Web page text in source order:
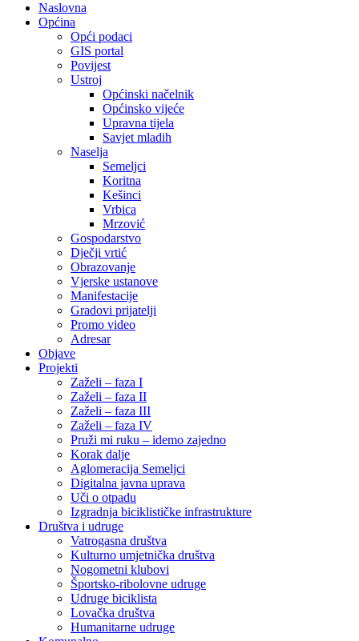
Naslovna
Općina
Opći podaci
GIS portal
Povijest
Ustroj
Općinski načelnik
Općinsko vijeće
Upravna tijela
Savjet mladih
Naselja
Semeljci
Koritna
Kešinci
Vrbica
Mrzović
Gospodarstvo
Dječji vrtić
Obrazovanje
Vjerske ustanove
Manifestacije
Gradovi prijatelji
Promo video
Adresar
Objave
Projekti
Zaželi – faza I
Zaželi – faza II
Zaželi – faza III
Zaželi – faza IV
Pruži mi ruku – idemo zajedno
Korak dalje
Aglomeracija Semeljci
Digitalna javna uprava
Uči o otpadu
Izgradnja biciklističke infrastrukture
Društva i udruge
Vatrogasna društva
Kulturno umjetnička društva
Nogometni klubovi
Športsko-ribolovne udruge
Udruge biciklista
Lovačka društva
Humanitarne udruge